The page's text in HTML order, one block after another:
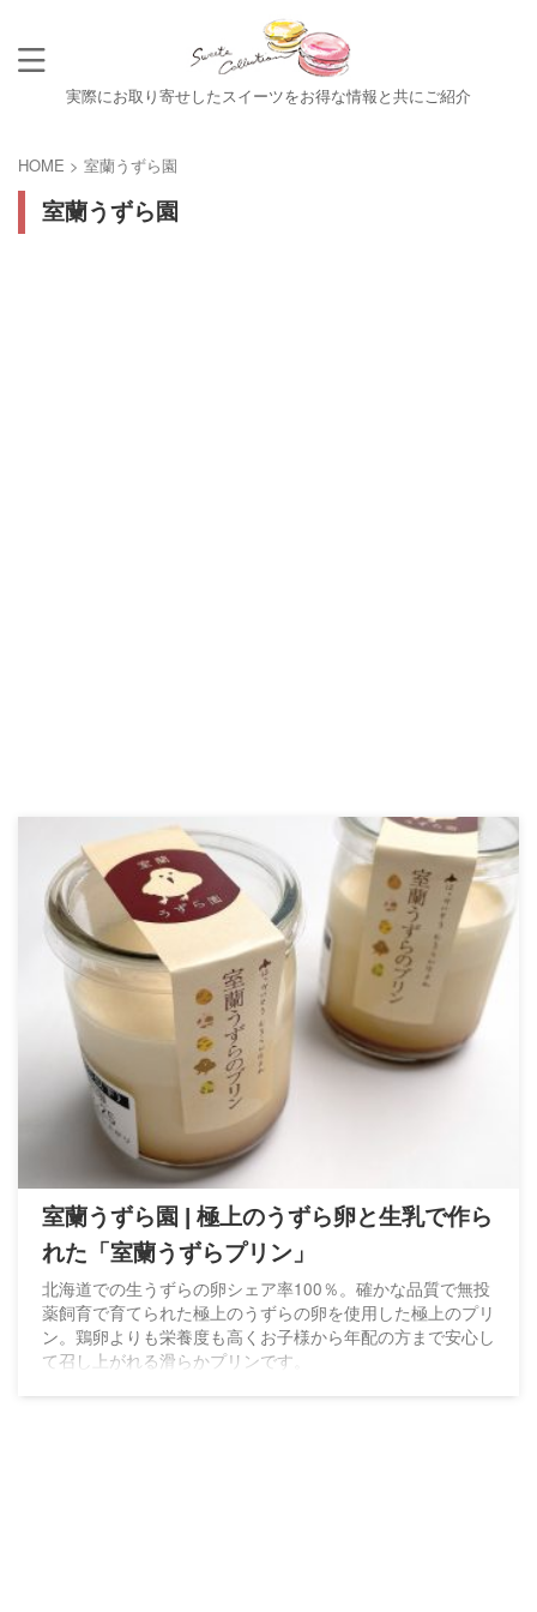
実際にお取り寄せしたスイーツをお得な情報と共にご紹介
HOME > 室蘭うずら園
室蘭うずら園
室蘭うずら園 | 極上のうずら卵と生乳で作ら
れた「室蘭うずらプリン」
北海道での生うずらの卵シェア率100％。確かな品質で無投
薬飼育で育てられた極上のうずらの卵を使用した極上のプリ
ン。鶏卵よりも栄養度も高くお子様から年配の方まで安心し
て召し上がれる滑らかプリンです。